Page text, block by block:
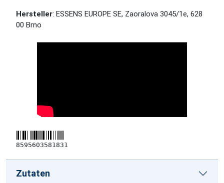
Hersteller: ESSENS EUROPE SE, Zaoralova 3045/1e, 628
00 Brno
8595603581831
Zutaten